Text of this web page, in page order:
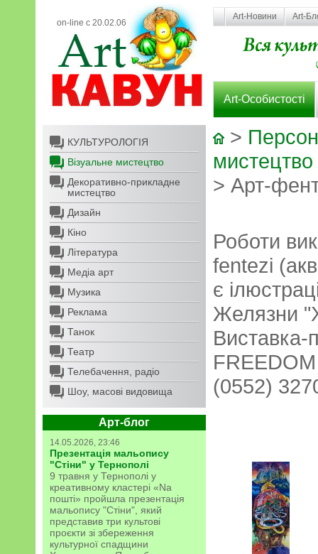
on-line с 20.02.06
Art-Новини Art-
Art-Особистості
КУЛЬТУРОЛОГІЯ
Візуальне мистецтво
Декоративно-прикладне
мистецтво
Дизайн
Кіно
Література
Медіа арт
Музика
Реклама
Танок
Театр
Телебачення, радіо
Шоу, масові видовища
Арт-блог
14.05.2026, 23:46
Презентація мальопису
"Стіни" у Тернополі
9 травня у Тернополі у
креативному кластері «Na
пошті» пройшла презентація
мальопису "Стіни", який
представив три культові
проєкти зі збереження
культурної спадщини
>
мистецтво
> Арт-
Роботи
fentezi
є
Желязни
Виставка-
(0552)